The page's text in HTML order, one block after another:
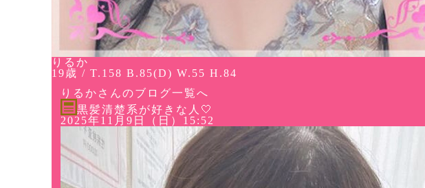
りるか
19歳 / T.158 B.85(D) W.55 H.84
りるかさんのブログ一覧へ
黒髪清楚系が好きな人🤍
2025年11月9日（日）15:52